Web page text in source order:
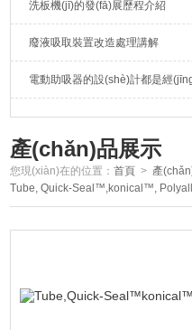
洗板機(jī)的發(fā)展歷程介紹
廢液吸取裝置改造處理講解
電動助吸器的設(shè)計都是經
產(chǎn)品展示
您現(xiàn)在的位置：首頁 > 產
Tube, Quick-Seal™,konical™,